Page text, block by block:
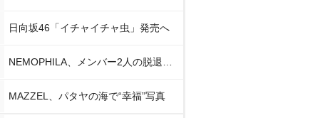
日向坂46「イチャイチャ虫」発売へ
MAZZEL、パタヤの海で“幸福”写真